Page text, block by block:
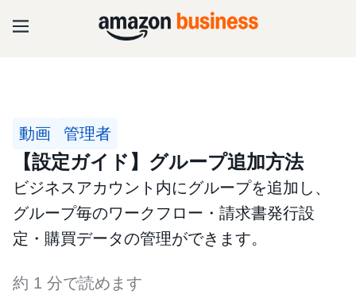
動画 管理者
【設定ガイド】グループ追加方法
ビジネスアカウント内にグループを追加し、
グループ毎のワークフロー・請求書発行設
定・購買データの管理ができます。
約 1 分で読めます